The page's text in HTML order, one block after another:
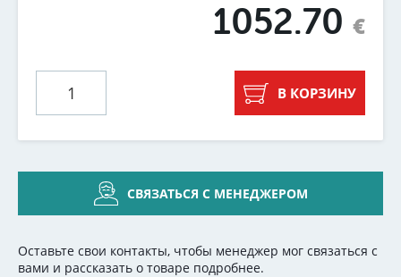
1052.70 €
В КОРЗИНУ
СВЯЗАТЬСЯ С МЕНЕДЖЕРОМ
Оставьте свои контакты, чтобы менеджер мог связаться с
вами и рассказать о товаре подробнее.